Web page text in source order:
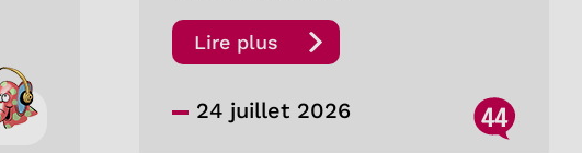
Lire plus
24 juillet 2026 44